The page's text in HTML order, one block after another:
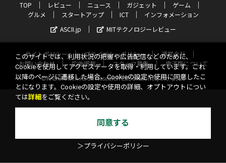
TOP レビュー ニュース ガジェット
ゲーム
グルメ
スタートアップ ICT
インフォメーション
ASCII.jp
MITテクノロジーレビュー
サイトポリシー プライバシーポリシー
運営会社
お問い合わせ
広告掲載 スタッフ募集
電子版について
©KADOKAWA ASCII Research Laboratories, Inc. 2026
このサイトでは、利用状況の把握や広告配信などのために、
Cookieを使用してアクセスデータを取得・利用しています。これ
以降のページに遷移した場合、Cookieの設定や使用に同意したこ
とになります。Cookieの設定や使用の詳細、オプトアウトについ
ては詳細 をご覧ください。
同意する
＞プライバシーポリシー